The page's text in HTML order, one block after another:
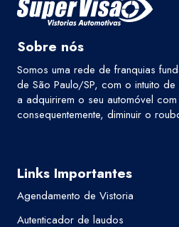
Sobre nós
Somos uma rede de franquias
de São Paulo/SP, com o intuito
a adquirirem o seu automóvel
consequentemente, diminuir o
Links Importantes
Agendamento de Vistoria
Autenticador de laudos